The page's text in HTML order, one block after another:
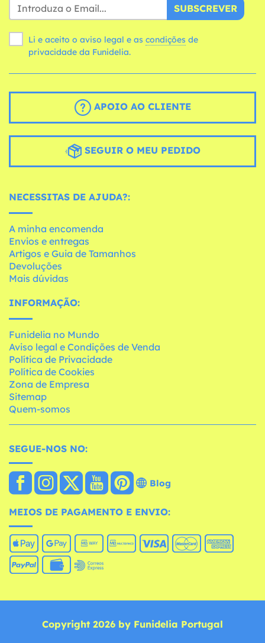
SUBSCREVER
Li e aceito o aviso legal e as condições
privacidade da Funidelia.
APOIO AO CLIENTE
SEGUIR O MEU PEDIDO
NECESSITAS DE AJUDA?:
A minha encomenda
Envios e entregas
Artigos e Guia de Tamanhos
Devoluções
Mais dúvidas
INFORMAÇÃO:
Funidelia no Mundo
Aviso legal e Condições de Venda
Política de Privacidade
Política de Cookies
Zona de Empresa
Sitemap
Quem-somos
SEGUE-NOS NO:
Blog
MEIOS DE PAGAMENTO E ENVIO:
Copyright 2026 by Funidelia Portugal